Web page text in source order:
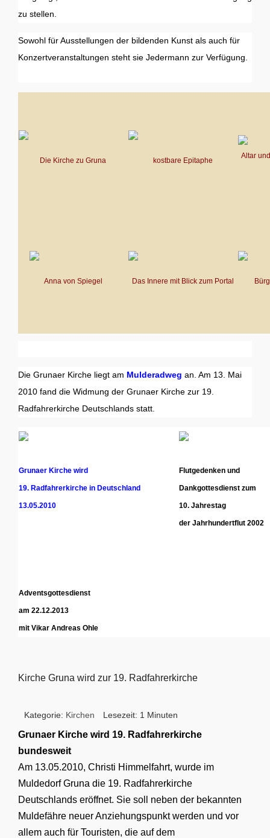
zu stellen.
Sowohl für Ausstellungen der bildenden Kunst als auch für
Konzertveranstaltungen steht sie Jedermann zur Verfügung.
Die Kirche zu Gruna kostbare Epitaphe
Altar
Anna von Spiegel Das Innere mit Blick zum Portal
Die Grunaer Kirche liegt am Mulderadweg an. Am 13. Mai
2010 fand die Widmung der Grunaer Kirche zur 19.
Radfahrerkirche Deutschlands statt.
Grunaer Kirche wird Flutgedenken und
19. Radfahrerkirche in Deutschland Dankgottesdienst zum
13.05.2010 10. Jahrestag
der Jahrhundertflut 2002
Adventsgottesdienst
am 22.12.2013
mit Vikar Andreas Ohle
Kirche Gruna wird zur 19. Radfahrerkirche
Kategorie: Kirchen Lesezeit: 1 Minuten
Grunaer Kirche wird 19. Radfahrerkirche
bundesweit
Am 13.05.2010, Christi Himmelfahrt, wurde im
Muldedorf Gruna die 19. Radfahrerkirche
Deutschlands eröffnet. Sie soll neben der bekannten
Muldefähre neuer Anziehungspunkt werden und vor
allem auch für Touristen, die auf dem